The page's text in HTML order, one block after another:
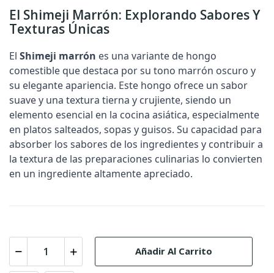
El Shimeji Marrón: Explorando Sabores Y
Texturas Únicas
El Shimeji marrón es una variante de hongo
comestible que destaca por su tono marrón oscuro y
su elegante apariencia. Este hongo ofrece un sabor
suave y una textura tierna y crujiente, siendo un
elemento esencial en la cocina asiática, especialmente
en platos salteados, sopas y guisos. Su capacidad para
absorber los sabores de los ingredientes y contribuir a
la textura de las preparaciones culinarias lo convierten
en un ingrediente altamente apreciado.
Añadir Al Carrito